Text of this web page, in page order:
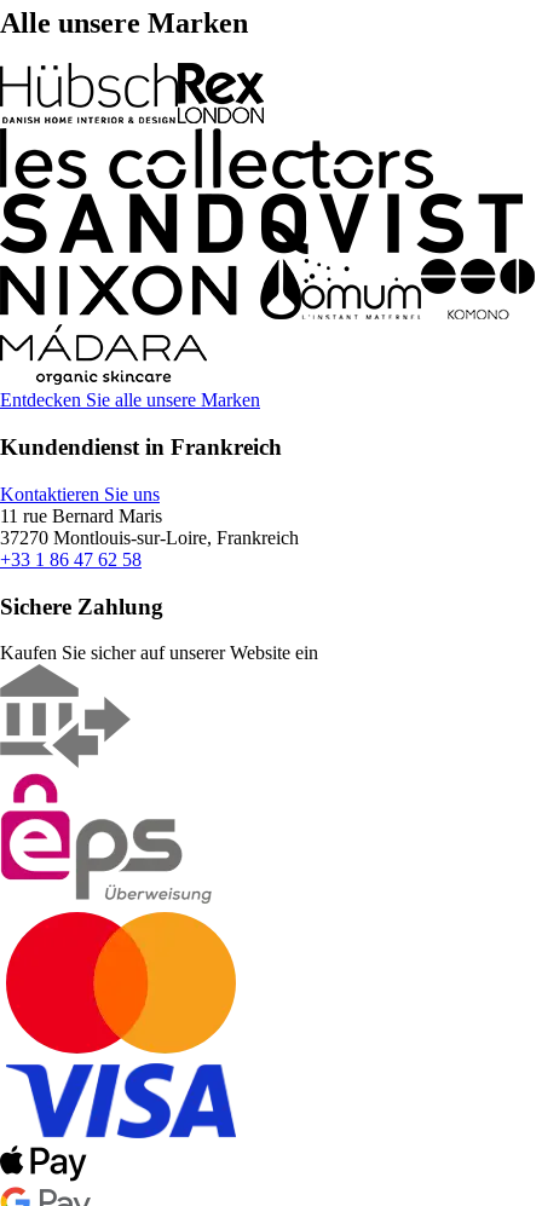
Alle unsere Marken
Entdecken Sie alle unsere Marken
Kundendienst in Frankreich
Kontaktieren Sie uns
11 rue Bernard Maris
37270 Montlouis-sur-Loire, Frankreich
+33 1 86 47 62 58
Sichere Zahlung
Kaufen Sie sicher auf unserer Website ein